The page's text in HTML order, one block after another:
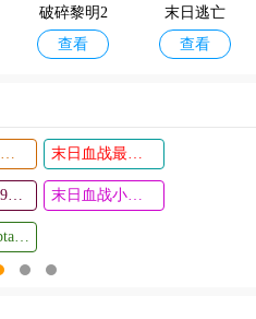
破碎黎明2
高清版内
查看
末日逃亡
查看
末日血战破解版无限钻石无限金币版
末日血战果盘版